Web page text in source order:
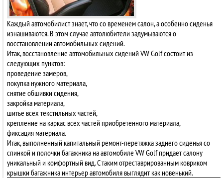
Каждый автомобилист знает, что со временем салон, а особенно сиденья
изнашиваются. В этом случае автолюбители задумываются о
восстановлении автомобильных сидений.
Итак, восстановление автомобильных сидений VW Golf состоит из
следующих пунктов:
проведение замеров,
покупка нужного материала,
снятие обшивки сидения,
закройка материала,
шитье всех текстильных частей,
крепление на каркас всех частей приобретенного материала,
фиксация материала.
Итак, выполненный капитальный ремонт-перетяжка заднего сиденья со
спинкой и полочки багажника на автомобиле VW Golf придает салону
уникальный и комфортный вид. С таким отреставрированным ковриком
крышки багажника интерьер автомобиля выглядит как новенький.